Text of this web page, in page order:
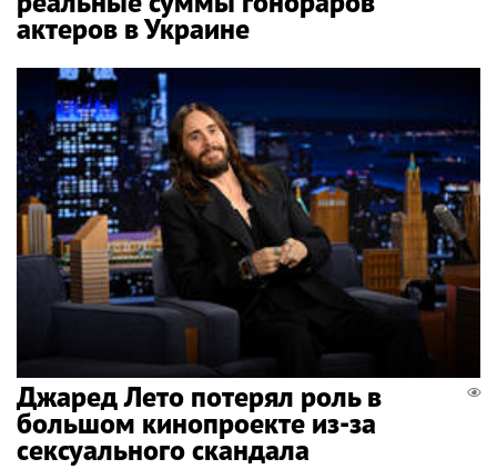
актеров в Украине
Джаред Лето потерял роль в
большом кинопроекте из-за
сексуального скандала